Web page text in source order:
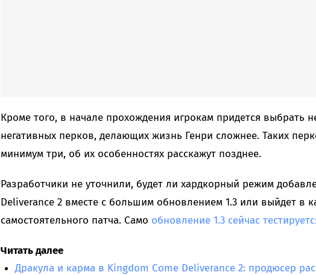
Кроме того, в начале прохождения игрокам придется выбрать
негативных перков, делающих жизнь Генри сложнее. Таких
минимум три, об их особенностях расскажут позднее.
Разработчики не уточнили, будет ли хардкорный режим
Deliverance 2 вместе с большим обновлением 1.3 или выйдет в
самостоятельного патча. Само обновление 1.3 сейчас
Читать далее
Дракула и карма в Kingdom Come Deliverance 2: продюсер